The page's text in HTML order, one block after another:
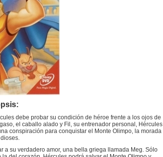
debe probar su condición de héroe frente a los ojos de
el caballo alado y Fil, su entrenador personal, Hércules
conspiración para conquistar el Monte Olimpo, la morada
a su verdadero amor, una bella griega llamada Meg. Sólo